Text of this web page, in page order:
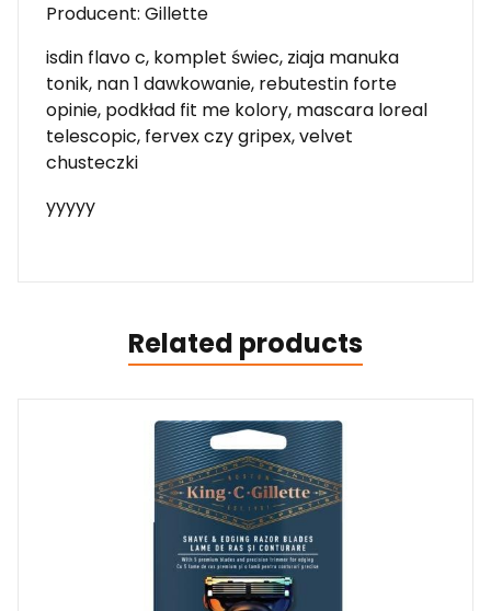
Producent: Gillette
isdin flavo c, komplet świec, ziaja manuka
tonik, nan 1 dawkowanie, rebutestin forte
opinie, podkład fit me kolory, mascara loreal
telescopic, fervex czy gripex, velvet
chusteczki
yyyyy
Related products